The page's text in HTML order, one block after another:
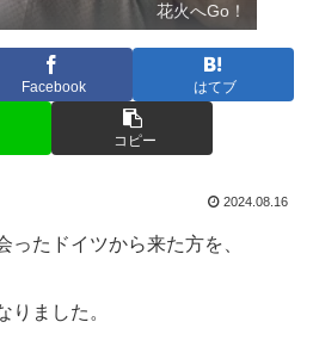
花火へGo！
Facebook はてブ
コピー
2024.08.16
ったドイツから来た方を、
りました。